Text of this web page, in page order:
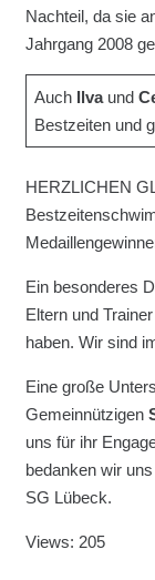
Nachteil, da sie
Jahrgang 2008
Auch Ilvaund
Bestzeiten und
HERZLICHEN
Ein besonderes
Eltern und
haben. Wir sind
Eine große
Gemeinnützigen
uns für ihr
bedanken wir
SG Lübeck.
Views: 205